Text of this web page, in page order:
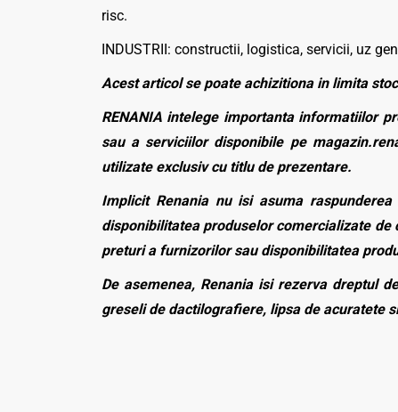
risc.
INDUSTRII: constructii, logistica, servicii, uz
Acest articol se poate achizitiona in limita
RENANIA intelege importanta informatiilor
sau a serviciilor disponibile pe
utilizate exclusiv cu titlu de prezentare.
Implicit Renania nu isi asuma
disponibilitatea produselor comercializate
preturi a furnizorilor sau disponibilitatea
De asemenea, Renania isi rezerva dreptul
greseli de dactilografiere, lipsa de acuratete